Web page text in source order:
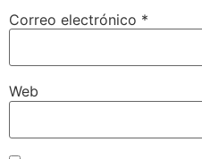
Correo electrónico *
Web